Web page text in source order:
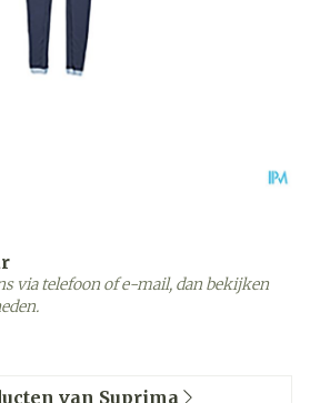
via telefoon of e-mail, dan bekijken
van Suprima